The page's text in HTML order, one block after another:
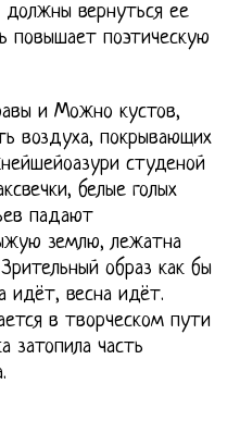
вернуться ее
повышает поэтическую
и Можно кустов,
воздуха, покрывающих
студеной
белые голых
падают
землю, лежатна
образ как бы
идёт, весна идёт.
в творческом пути
затопила часть